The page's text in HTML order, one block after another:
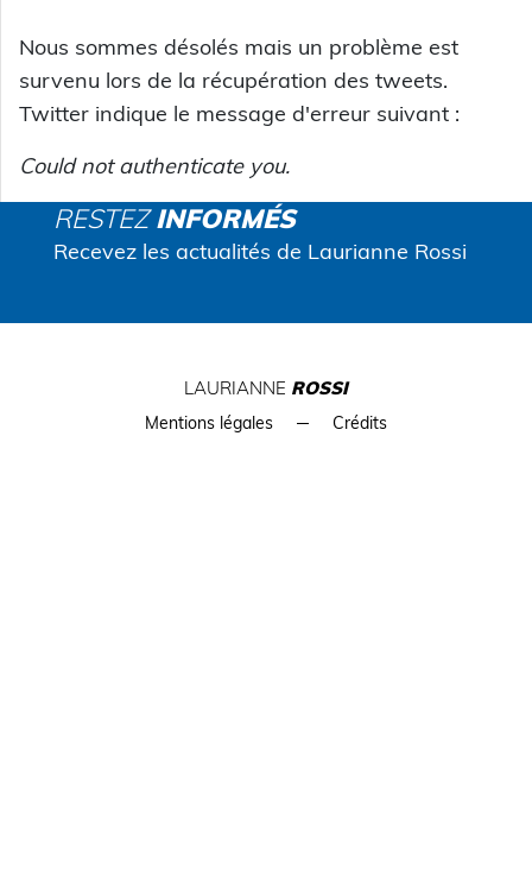
Nous sommes désolés mais un problème est
survenu lors de la récupération des tweets.
Twitter indique le message d'erreur suivant :
Could not authenticate you.
RESTEZINFORMÉS
Recevez les actualités de Laurianne Rossi
LAURIANNE ROSSI
Mentions légales Crédits